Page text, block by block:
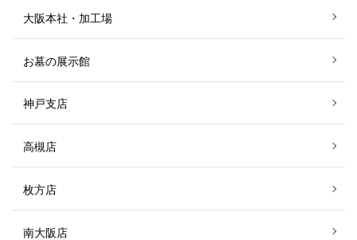
大阪本社・加工場
お墓の展示館
神戸支店
高槻店
枚方店
南大阪店